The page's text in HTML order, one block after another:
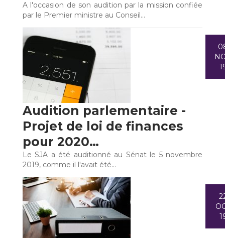
A l'occasion de son audition par la mission confiée
par le Premier ministre au Conseil…
Audition parlementaire -
Projet de loi de finances
pour 2020…
Le SJA a été auditionné au Sénat le 5 novembre
2019, comme il l'avait été…